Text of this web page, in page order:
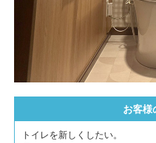
お客様
トイレを新しくしたい。